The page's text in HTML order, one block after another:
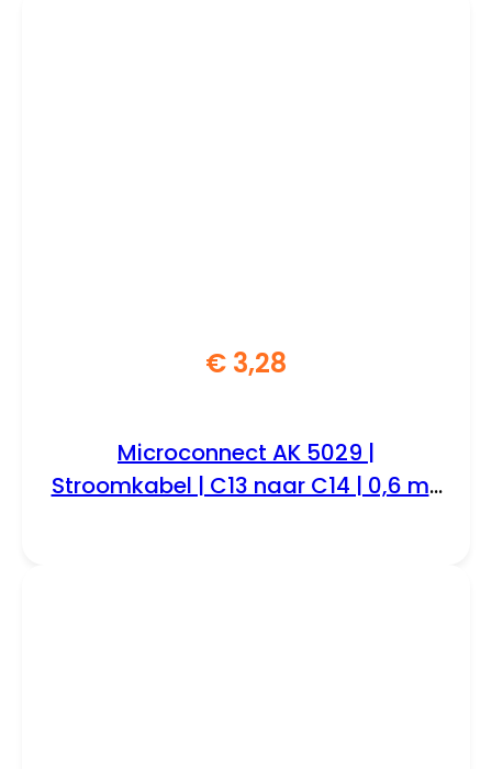
€ 3,28
Microconnect AK 5029 |
Stroomkabel | C13 naar C14 | 0,6 m |